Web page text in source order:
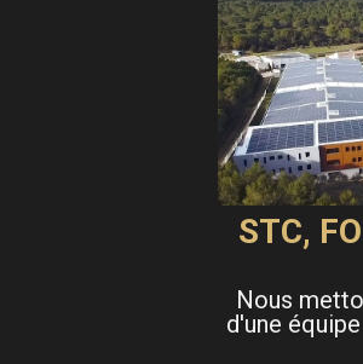
STC,
Nous
d'une